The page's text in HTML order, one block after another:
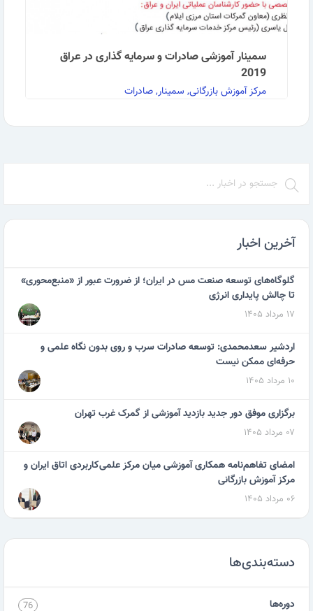
سمینار آموزشی صادرات و سرمایه گذاری در عراق
2019
مرکز آموزش بازرگانی, سمینار, صادرات
ادامه مطلب
آخرین اخبار
گلوگاه‌های توسعه صنعت مس در ایران؛ از ضرورت عبور از «منبع‌محوری»
تا چالش پایداری انرژی
۱۷ مرداد ۱۴۰۵
اردشیر سعدمحمدی: توسعه صادرات سرب و روی بدون نگاه علمی و
حرفه‌ای ممکن نیست
۱۰ مرداد ۱۴۰۵
برگزاری موفق دور جدید بازدید آموزشی از گمرک غرب تهران
۰۷ مرداد ۱۴۰۵
امضای تفاهم‌نامه همکاری آموزشی میان مرکز علمی‌کاربردی اتاق ایران و
مرکز آموزش بازرگانی
۰۶ مرداد ۱۴۰۵
دسته‌بندی‌ها
دوره‌ها 76